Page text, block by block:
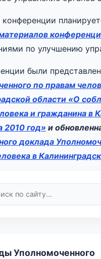
по улучшению
были
по правам
области «О
и гражданина в
2010 год» и
доклада
в
Уполномоченного